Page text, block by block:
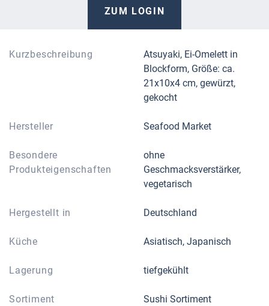
ZUM LOGIN
Kurzbeschreibung
Atsuyaki, Ei-Omelett in
Blockform, Größe: ca.
21x10x4 cm, gewürzt,
gekocht
Hersteller Seafood Market
Besondere
Produkteigenschaften
ohne
Geschmacksverstärker,
vegetarisch
Hergestellt in Deutschland
Küche Asiatisch, Japanisch
Lagerung tiefgekühlt
Sortiment Sushi Sortiment